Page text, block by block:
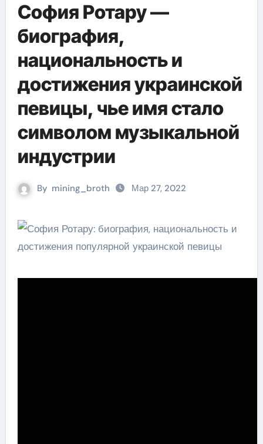
София Ротару —
биография,
национальность и
достижения украинской
певицы, чье имя стало
символом музыкальной
индустрии
By mining_broth Мар 27, 2022